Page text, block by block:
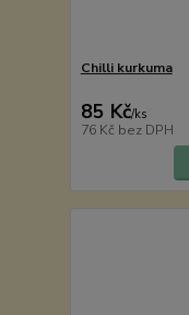
Chilli kurkuma
85 Kč/ks
76 Kč bez DPH